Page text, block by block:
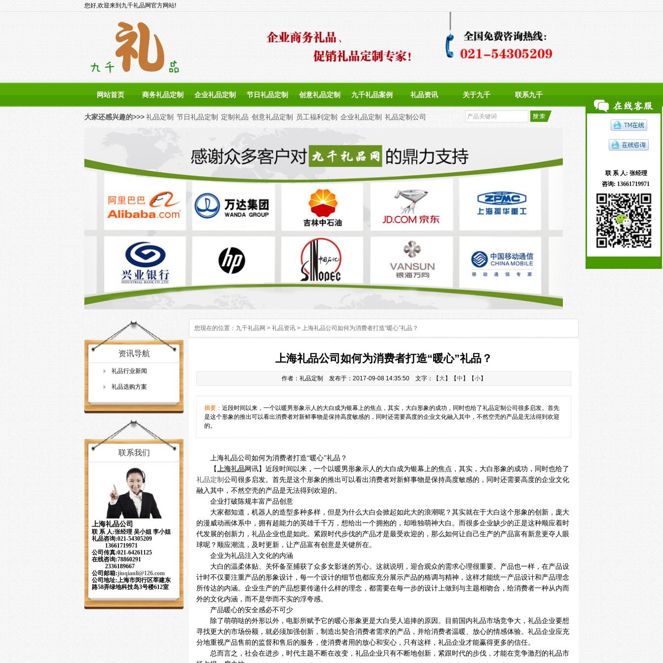
联 系 人: 张经理
咨询: 13661719971
网站首页 商务礼品定制 企业礼品定制 节日礼品定制 创意礼品定制 九千礼品案例 礼品资讯 关于九千 联系九千
您好,欢迎来到九千礼品网官方网站!
大家还感兴趣的>>>礼品定制 节日礼品定制 定制礼品 创意礼品定制 员工福利定制 企业礼品定制 礼品定制公司
您现在的位置： 九千礼品网 > 礼品资讯 > 上海礼品公司如何为消费者打造“暖心”礼品？
资讯导航
礼品行业新闻
礼品选购方案
联系我们
上海礼品公司
联 系 人:张经理 吴小姐 李小姐
礼品咨询:021-54305209
13661719971
公司传真:021-64261125
在线咨询:78860291
2336189667
公司邮箱:jiuqianli@126.com
公司地址:上海市闵行区莘建东
路58弄绿地科技岛3号楼612室
上海礼品公司如何为消费者打造“暖心”礼品？
作者：礼品定制 发布于：2017-09-08 14:35:50 文字：【 大】【中 】【小】
摘要： 近段时间以来，一个以暖男形象示人的大白成为银幕上的焦点，其实，大白形象的成功，同时也给了礼品定制公司很多启发。首先
是这个形象的推出可以看出消费者对新鲜事物是保持高度敏感的，同时还需要高度的企业文化融入其中，不然空壳的产品是无法得到欢迎
的。
上海礼品公司如何为消费者打造“暖心”礼品？
【上海礼品网讯】近段时间以来，一个以暖男形象示人的大白成为银幕上的焦点，其实，大白形象的成功，同时也给了
礼品定制 公司很多启发。首先是这个形象的推出可以看出消费者对新鲜事物是保持高度敏感的，同时还需要高度的企业文化
融入其中，不然空壳的产品是无法得到欢迎的。
企业打破陈规丰富产品创意
大家都知道，机器人的造型多种多样，但是为什么大白会掀起如此大的浪潮呢？其实就在于大白这个形象的创新，庞大
的漫威动画体系中，拥有超能力的英雄千千万，想给出一个拥抱的，却唯独萌神大白。而很多企业缺少的正是这种顺应着时
代发展的创新力，礼品企业也是如此。紧跟时代步伐的产品才是最受欢迎的，那么如何让自己生产的产品富有新意更夺人眼
球呢？顺应潮流，及时更新，让产品富有创意是关键所在。
企业为礼品注入文化的内涵
大白的温柔体贴、关怀备至捕获了众多女影迷的芳心。这就说明，迎合观众的需求心理很重要。产品也一样，在产品设
计时不仅要注重产品的形象设计，每一个设计的细节也都应充分展示产品的格调与精神，这样才能统一产品设计和产品理念
所传达的内涵。企业生产的产品想要传递什么样的理念，都需要在每一步的设计上做到与主题相吻合，给消费者一种从内而
外的文化内涵，而不是华而不实的浮夸感。
产品暖心的安全感必不可少
除了萌萌哒的外形以外，电影所赋予它的暖心形象更是大白受人追捧的原因。目前国内礼品市场竞争大，礼品企业要想
寻找更大的市场份额，就必须加强创新，制造出契合消费者需求的产品，并给消费者温暖、放心的情感体验。礼品企业应充
分地重视产品售前的监督和售后的服务，使消费者用的放心和安心，只有这样，礼品企业才能赢得更多的信任。
总而言之，社会在进步，时代主题不断在改变，礼品企业只有不断地创新，紧跟时代的步伐，才能在竞争激烈的礼品市